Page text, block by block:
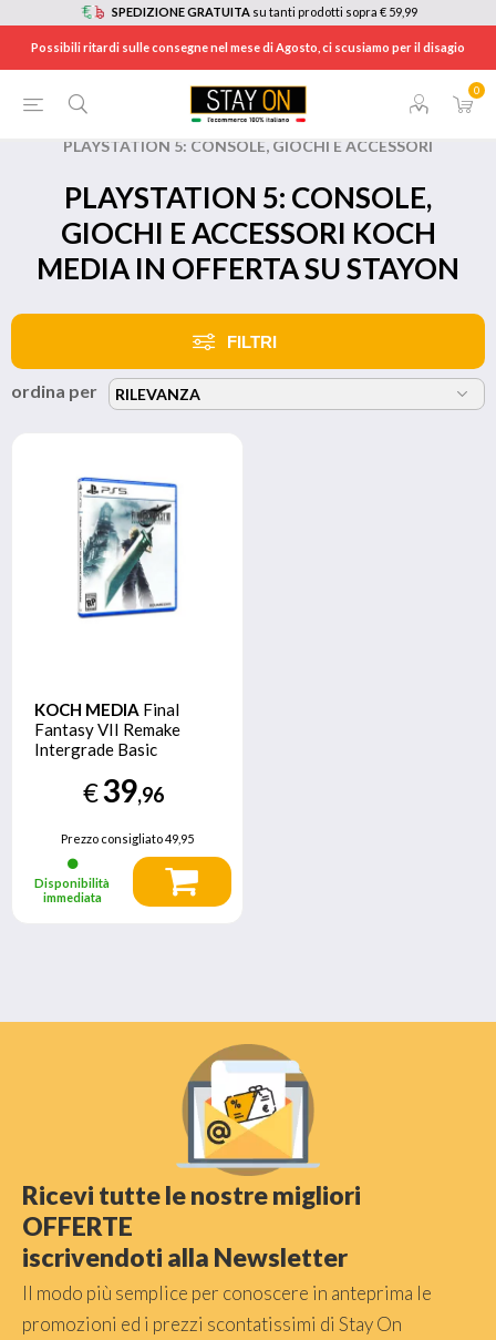
SPEDIZIONE GRATUITA su tanti prodotti sopra € 59,99
Possibili ritardi sulle consegne nel mese di Agosto, ci scusiamo per il disagio
0
BRANDS / KOCH MEDIA
PLAYSTATION 5: CONSOLE, GIOCHI E ACCESSORI
PLAYSTATION 5: CONSOLE,
GIOCHI E ACCESSORI KOCH
MEDIA IN OFFERTA SU STAYON
FILTRI
ordina per
KOCH MEDIA Final
Fantasy VII Remake
Intergrade Basic
Francese, ITA
PlayStation 5
€39,96
Prezzo consigliato49,95
Disponibilità
immediata
Ricevi tutte le nostre migliori
OFFERTE
iscrivendoti alla Newsletter
Il modo più semplice per conoscere in anteprima le
promozioni ed i prezzi scontatissimi di Stay On